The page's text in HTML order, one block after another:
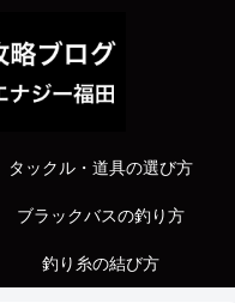
タックル・道具の選び方
ブラックバスの釣り方
釣り糸の結び方